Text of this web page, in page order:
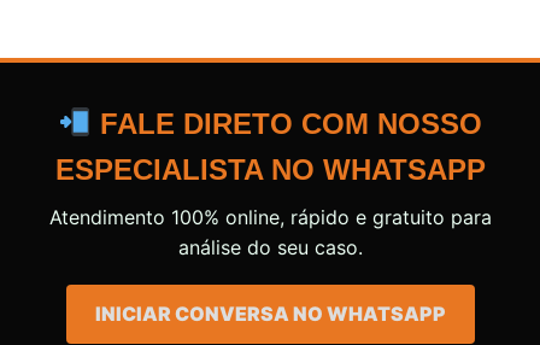
FALE DIRETO COM NOSSO
ESPECIALISTA NO WHATSAPP
Atendimento 100% online, rápido e gratuito para
análise do seu caso.
INICIAR CONVERSA NO WHATSAPP